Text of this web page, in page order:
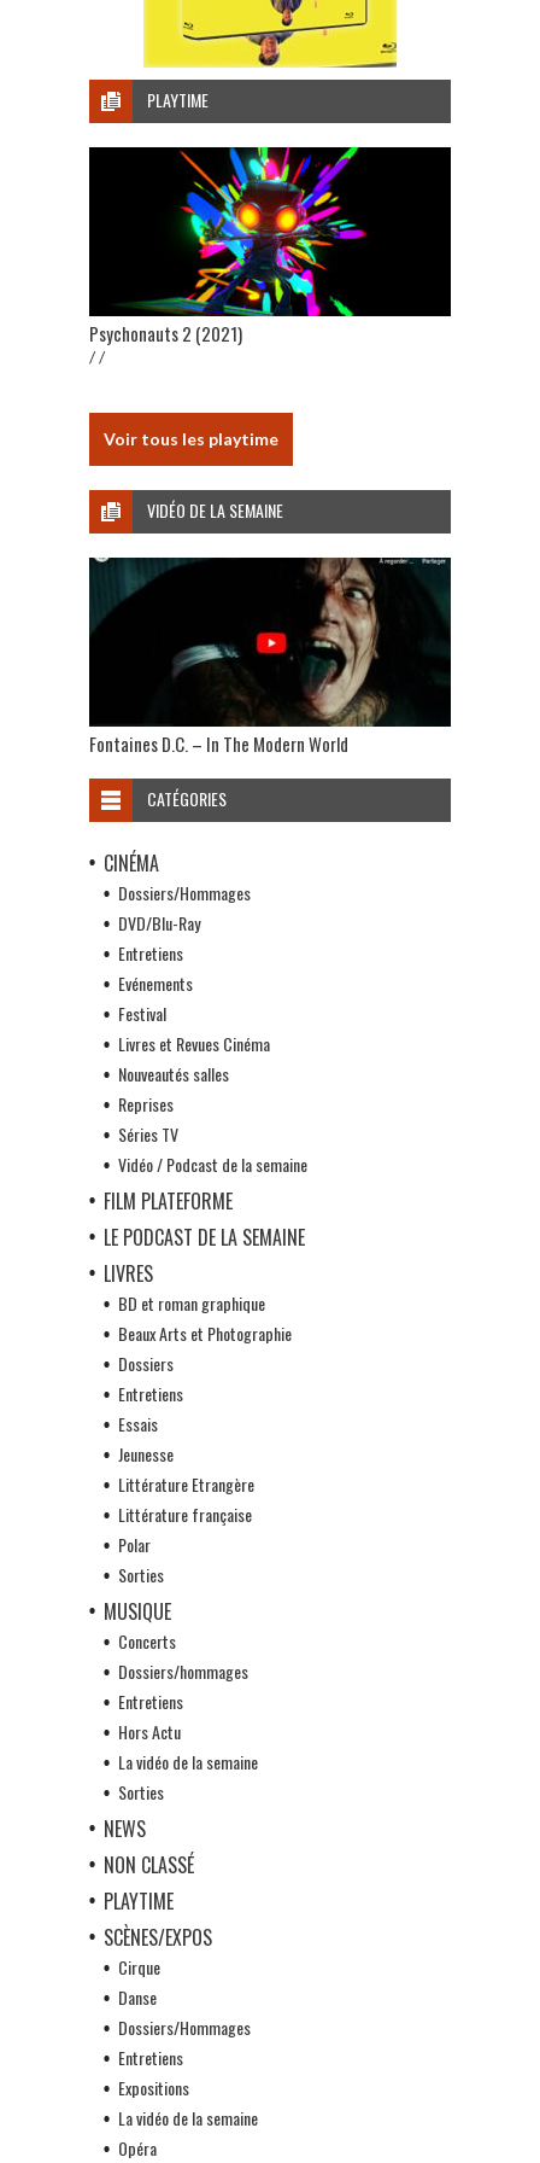
PLAYTIME
Psychonauts 2 (2021)
/ /
Voir tous les playtime
VIDÉO DE LA SEMAINE
Fontaines D.C. – In The Modern World
CATÉGORIES
CINÉMA
Dossiers/Hommages
DVD/Blu-Ray
Entretiens
Evénements
Festival
Livres et Revues Cinéma
Nouveautés salles
Reprises
Séries TV
Vidéo / Podcast de la semaine
FILM PLATEFORME
LE PODCAST DE LA SEMAINE
LIVRES
BD et roman graphique
Beaux Arts et Photographie
Dossiers
Entretiens
Essais
Jeunesse
Littérature Etrangère
Littérature française
Polar
Sorties
MUSIQUE
Concerts
Dossiers/hommages
Entretiens
Hors Actu
La vidéo de la semaine
Sorties
NEWS
NON CLASSÉ
PLAYTIME
SCÈNES/EXPOS
Cirque
Danse
Dossiers/Hommages
Entretiens
Expositions
La vidéo de la semaine
Opéra